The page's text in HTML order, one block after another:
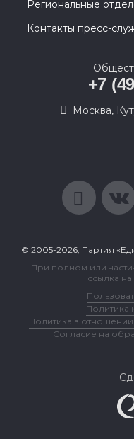
Региональные
Контакты пресс-
+7
Москва,
© 2005-2026, Партия
При полном или
ссылка
Политика
Политика в
Согласие на